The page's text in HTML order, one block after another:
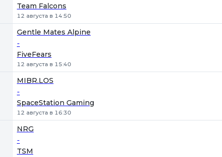
Team Falcons
12 августа в 14:50
Gentle Mates Alpine
-
FiveFears
12 августа в 15:40
MIBR.LOS
-
SpaceStation Gaming
12 августа в 16:30
NRG
-
TSM